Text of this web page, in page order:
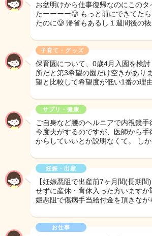
お盆明けから仕事復帰なのにこのタ
たーーーー🥲 もっと前にできてた
たのに🥲 帰省もあるし１週間後の
子育て・グッズ
保育園について、0歳4月入園を検
所だと第3希望の園だけ空きがあり
望と比較して希望度が低い1番の理
サプリ・健康
ご自身など腰のヘルニアで内視鏡手
今度夫がするのですが、医師から手
からしていいとか説明なくて。 し
妊娠・出産
【妊娠悪阻で出産前7ヶ月間(長期
せずに産休・育休入った方いますか
娠悪阻で傷病手当給付金を頂きなが
お仕事